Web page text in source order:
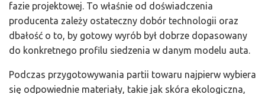
fazie projektowej. To właśnie od doświadczenia
producenta zależy ostateczny dobór technologii oraz
dbałość o to, by gotowy wyrób był dobrze dopasowany
do konkretnego profilu siedzenia w danym modelu auta.
Podczas przygotowywania partii towaru najpierw wybiera
się odpowiednie materiały, takie jak skóra ekologiczna,